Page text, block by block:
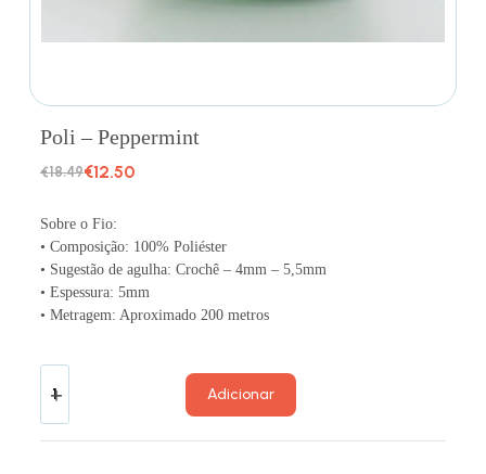
Poli – Peppermint
€18.49€12.50
Sobre o Fio:
• Composição: 100% Poliéster
• Sugestão de agulha: Crochê – 4mm – 5,5mm
• Espessura: 5mm
• Metragem: Aproximado 200 metros
Adicionar